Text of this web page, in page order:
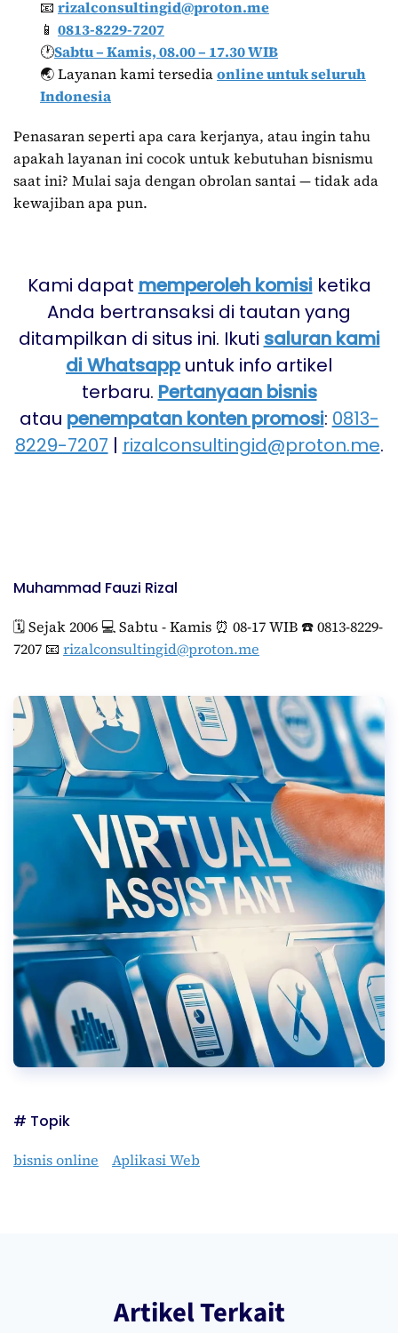
# Topik
bisnis online Aplikasi Web
📧 rizalconsultingid@proton.me
📱 0813-8229-7207
🕐Sabtu – Kamis, 08.00 – 17.30 WIB
🌏 Layanan kami tersediaonline untuk seluruh
Indonesia
Penasaran seperti apa cara kerjanya, atau ingin tahu
apakah layanan ini cocok untuk kebutuhan bisnismu
saat ini? Mulai saja dengan obrolan santai — tidak ada
kewajiban apa pun.
Kami dapat memperoleh komisiketika
Anda bertransaksi di tautan yang
ditampilkan di situs ini. Ikuti saluran kami
di Whatsapp untuk info artikel
terbaru. Pertanyaan bisnis
atau penempatan konten promosi: 0813-
8229-7207 | rizalconsultingid@proton.me.
Muhammad Fauzi Rizal
🗓️ Sejak 2006 💻 Sabtu - Kamis ⏰ 08-17 WIB ☎️ 0813-8229-
7207 📧 rizalconsultingid@proton.me
Artikel Terkait